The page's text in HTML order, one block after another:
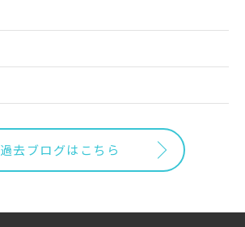
過去ブログはこちら